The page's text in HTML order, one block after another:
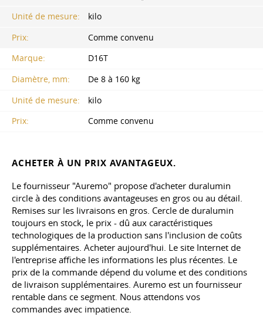
Unité de mesure:
kilo
Prix:
Comme convenu
Marque:
D16T
Diamètre, mm:
De 8 à 160 kg
Unité de mesure:
kilo
Prix:
Comme convenu
ACHETER À UN PRIX AVANTAGEUX.
Le fournisseur "Auremo" propose d'acheter duralumin
circle à des conditions avantageuses en gros ou au détail.
Remises sur les livraisons en gros. Cercle de duralumin
toujours en stock, le prix - dû aux caractéristiques
technologiques de la production sans l'inclusion de coûts
supplémentaires. Acheter aujourd'hui. Le site Internet de
l'entreprise affiche les informations les plus récentes. Le
prix de la commande dépend du volume et des conditions
de livraison supplémentaires. Auremo est un fournisseur
rentable dans ce segment. Nous attendons vos
commandes avec impatience.